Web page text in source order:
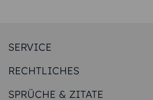
SERVICE
Papiersorten
Unsere Produktion
Magazin
RECHTLICHES
Widerrufsbelehrung
SPRÜCHE & ZITATE